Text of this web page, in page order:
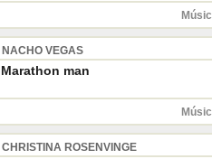
NACHO VEGAS
Marathon man
CHRISTINA ROSENVINGE